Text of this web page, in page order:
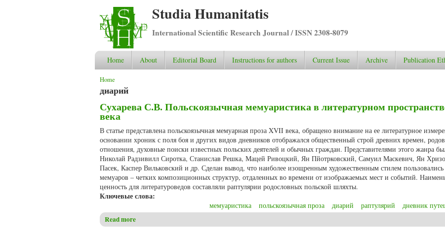
Studia Humanitatis
International Scientific Research Journal / ISSN 2308-8079
Home About Editorial Board Instructions for authors Current Issue Archive Publication
You are here
Home
диарий
Сухарева С.В. Польскоязычная мемуаристика в литературном
века
В статье представлена польскоязычная мемуарная проза XVII века, обращено внимание на ее литературное
основании хроник с поля боя и других видов дневников отображался общественный строй древних времен,
отношения, духовные поиски известных польских деятелей и обычных граждан. Представителями этого жанра
Николай Радзивилл Сиротка, Станислав Решка, Мацей Ривоцкий, Ян Пйотрковский, Самуил Маскевич, Ян
Пасек, Каспер Вильковский и др. Сделан вывод, что наиболее изощренным художественным стилем
мемуаров – четких композиционных структур, отдаленных во времени от изображаемых мест и событий.
ценность для литературоведов составляли раптулярии родословных польской шляхты.
Ключевые слова:
мемуаристика польскоязычная проза диарий раптулярий дневник
Read more